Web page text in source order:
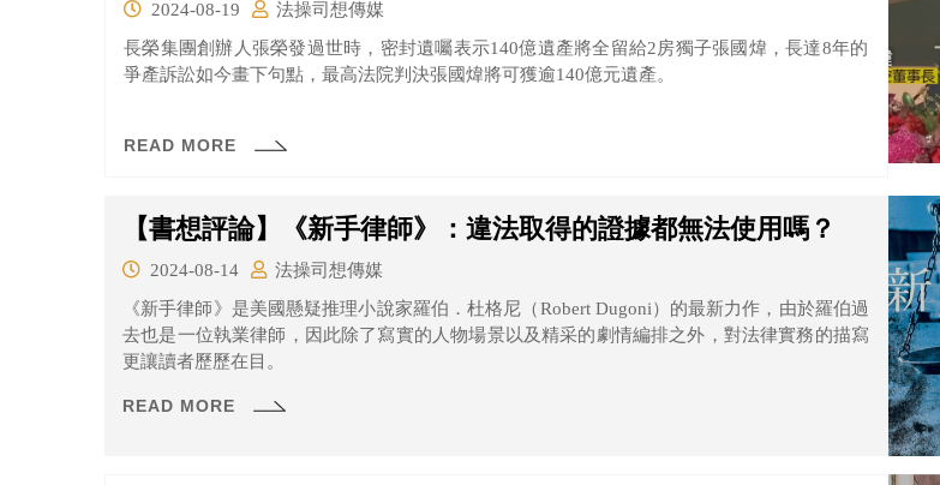
2024-08-19
法操司想傳媒
長榮集團創辦人張榮發過世時，密封遺囑表示140億遺產將全留給2房獨子張國煒，長達8年的
爭產訴訟如今畫下句點，最高法院判決張國煒將可獲逾140億元遺產。
READ MORE
【書想評論】《新手律師》：違法取得的證據都無法使用嗎？
2024-08-14
法操司想傳媒
《新手律師》是美國懸疑推理小說家羅伯．杜格尼（Robert Dugoni）的最新力作，由於羅伯過
去也是一位執業律師，因此除了寫實的人物場景以及精采的劇情編排之外，對法律實務的描寫
更讓讀者歷歷在目。
READ MORE